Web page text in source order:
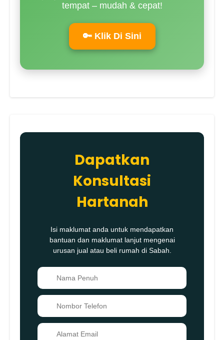
tempat – mudah & cepat!
🔑 Klik Di Sini
Dapatkan
Konsultasi
Hartanah
Isi maklumat anda untuk mendapatkan
bantuan dan maklumat lanjut mengenai
urusan jual atau beli rumah di Sabah.